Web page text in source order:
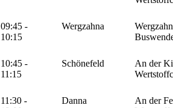
09:45 -
10:15
Wergzahna
10:45 -
11:15
Schönefeld
An der
11:30 -
Danna
An der